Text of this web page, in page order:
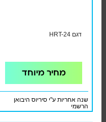
דגם HRT-24
מחיר מיוחד
שנה אחריות ע"י סיריוס היבואן
הרשמי